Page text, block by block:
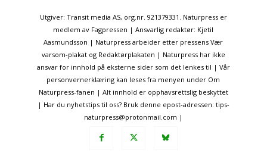
Utgiver: Transit media AS, org.nr. 921379331. Naturpress er
medlem av Fagpressen | Ansvarlig redaktør: Kjetil
Aasmundsson | Naturpress arbeider etter pressens Vær
varsom-plakat og Redaktørplakaten | Naturpress har ikke
ansvar for innhold på eksterne sider som det lenkes til | Vår
personvernerklæring kan leses fra menyen under Om
Naturpress-fanen | Alt innhold er opphavsrettslig beskyttet
| Har du nyhetstips til oss? Bruk denne epost-adressen: tips-
naturpress@protonmail.com |